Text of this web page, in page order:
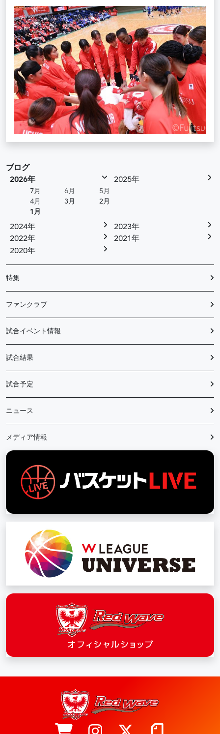
ブログ
2026年
7月 6月
5月
4月
3月
2月
1月
2025年
2024年
2023年
2022年
2021年
2020年
特集
ファンクラブ
試合イベント情報
試合結果
試合予定
ニュース
メディア情報